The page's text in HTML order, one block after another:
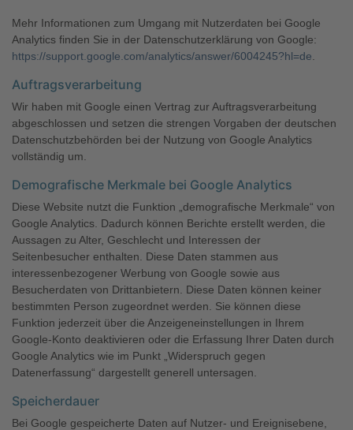
Mehr Informationen zum Umgang mit Nutzerdaten bei Google
Analytics finden Sie in der Datenschutzerklärung von Google:
https://support.google.com/analytics/answer/6004245?hl=de
Auftragsverarbeitung
Wir haben mit Google einen Vertrag zur Auftragsverarbeitung
abgeschlossen und setzen die strengen Vorgaben der deutschen
Datenschutzbehörden bei der Nutzung von Google Analytics
vollständig um.
Demografische Merkmale bei Google Analytics
Diese Website nutzt die Funktion „demografische Merkmale“ von
Google Analytics. Dadurch können Berichte erstellt werden, die
Aussagen zu Alter, Geschlecht und Interessen der
Seitenbesucher enthalten. Diese Daten stammen aus
interessenbezogener Werbung von Google sowie aus
Besucherdaten von Drittanbietern. Diese Daten können keiner
bestimmten Person zugeordnet werden. Sie können diese
Funktion jederzeit über die Anzeigeneinstellungen in Ihrem
Google-Konto deaktivieren oder die Erfassung Ihrer Daten durch
Google Analytics wie im Punkt „Widerspruch gegen
Datenerfassung“ dargestellt generell untersagen.
Speicherdauer
Bei Google gespeicherte Daten auf Nutzer- und Ereignisebene,